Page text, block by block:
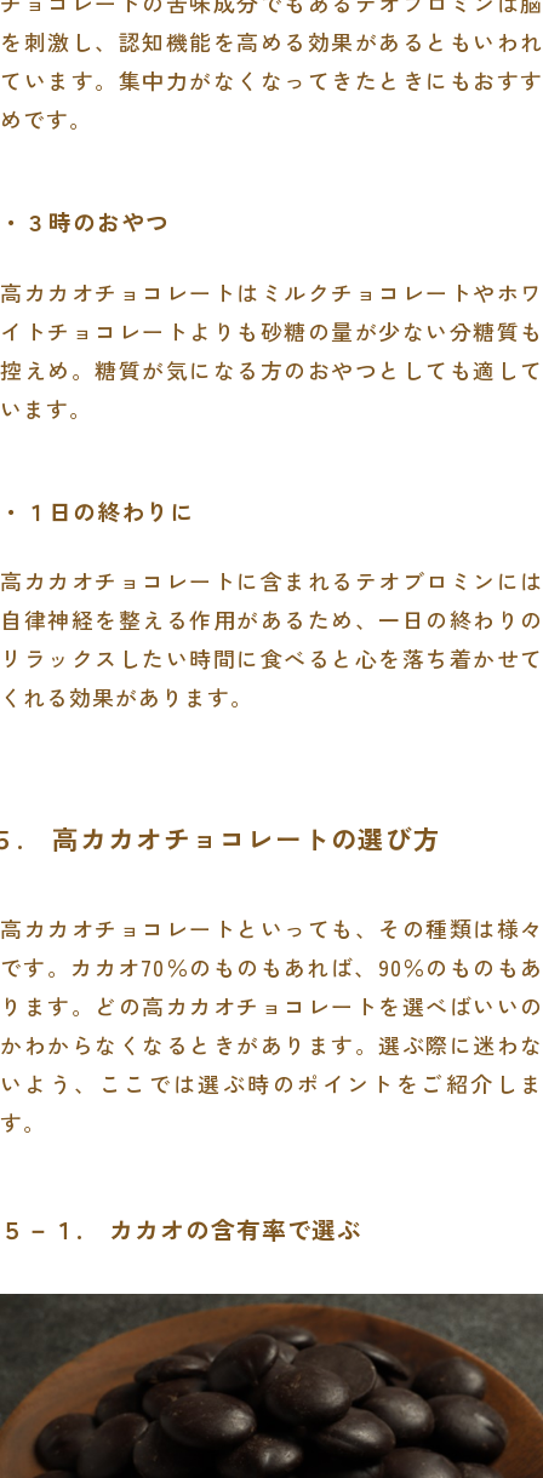
を刺激し、認知機能を高める効果があるともいわれ
ています。集中力がなくなってきたときにもおすす
めです。
・３時のおやつ
高カカオチョコレートはミルクチョコレートやホワ
イトチョコレートよりも砂糖の量が少ない分糖質も
控えめ。糖質が気になる方のおやつとしても適して
います。
・１日の終わりに
高カカオチョコレートに含まれるテオブロミンには
自律神経を整える作用があるため、一日の終わりの
リラックスしたい時間に食べると心を落ち着かせて
くれる効果があります。
. 高カカオチョコレートの選び方
高カカオチョコレートといっても、その種類は様々
です。カカオ70％のものもあれば、 90％のものもあ
ります。どの高カカオチョコレートを選べばいいの
かわからなくなるときがあります。選ぶ際に迷わな
いよう、ここでは選ぶ時のポイントをご紹介しま
す。
５－１. カカオの含有率で選ぶ